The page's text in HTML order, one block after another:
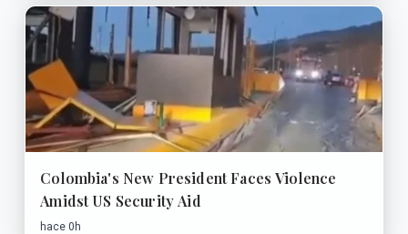
Colombia's New President Faces Violence
Amidst US Security Aid
hace 0h